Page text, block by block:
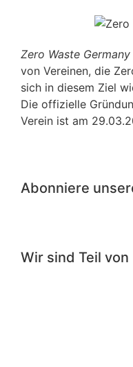
Zero Waste Germany
von Vereinen, die
sich in diesem Ziel
Die offizielle
Verein ist am
Abonniere
Wir sind Teil von